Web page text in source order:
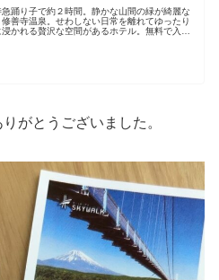
踊り子で約２時間。静かな山間の緑が綺麗な
善寺温泉。せわしない日常を離れてゆったり
かれる贅沢な空間があるホテル。無料で入れ
がとうございました。